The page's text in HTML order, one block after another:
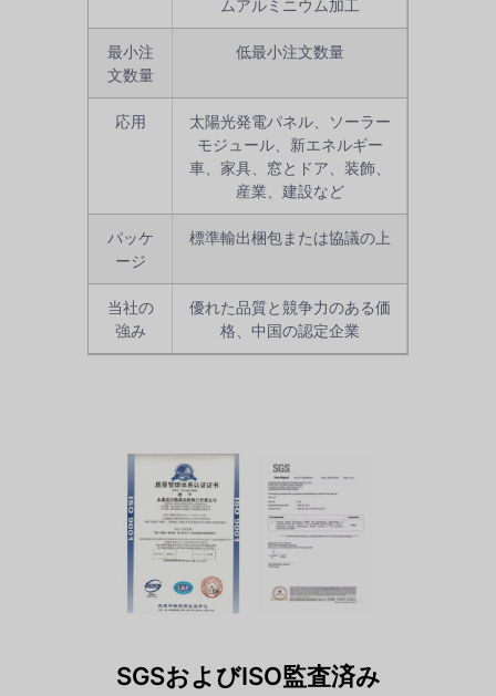
ムアルミニウム加工
最小注
文数量
低最小注文数量
応用
太陽光発電パネル、ソーラー
モジュール、新エネルギー
車、家具、窓とドア、装飾、
産業、建設など
パッケ
ージ
標準輸出梱包または協議の上
当社の
強み
優れた品質と競争力のある価
格、中国の認定企業
SGSおよびISO監査済み